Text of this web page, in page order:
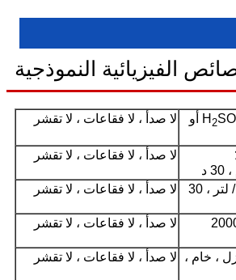
الفيزيائية النموذجية
2
SO4 أو
لا صدأ ، لا فقاعات ، لا تقشر
د
لا صدأ ، لا فقاعات ، لا تقشر
مقاومة الملح 30 جم / لتر ، 30
لا صدأ ، لا فقاعات ، لا تقشر
رش الملح ، 2000
لا صدأ ، لا فقاعات ، لا تقشر
0 # ديزل ، خام ،
لا صدأ ، لا فقاعات ، لا تقشر